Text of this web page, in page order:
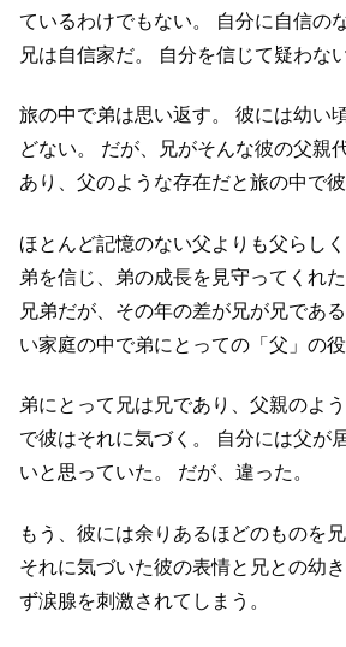
ているわけでもない。
自分に自信の
兄は自信家だ。
自分を信じて疑わな
旅の中で弟は思い返す。
彼には幼い
どない。
だが、兄がそんな彼の父親
あり、父のような存在だと旅の中で彼
ほとんど記憶のない父よりも父らし
弟を信じ、弟の成長を見守ってくれた
兄弟だが、その年の差が兄が兄であ
い家庭の中で弟にとっての「父」の
弟にとって兄は兄であり、父親のよう
で彼はそれに気づく。
自分には父が
いと思っていた。
だが、違った。
もう、彼には余りあるほどのものを
それに気づいた彼の表情と兄との幼
ず涙腺を刺激されてしまう。